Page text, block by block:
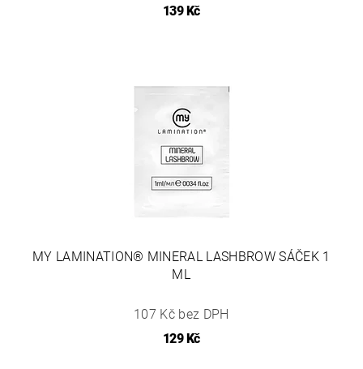
139 Kč
MY LAMINATION® MINERAL LASHBROW SÁČEK 1
ML
107 Kč bez DPH
129 Kč